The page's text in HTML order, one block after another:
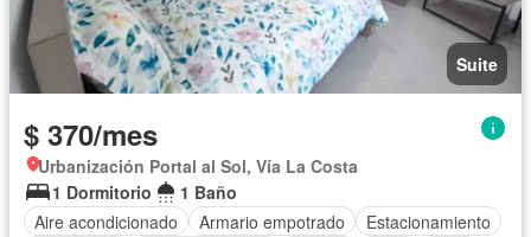
Suite
$ 370/mes
Urbanización Portal al Sol, Vía La Costa
1 Dormitorio
1 Baño
Aire acondicionado
Armario empotrado
Estacionamiento